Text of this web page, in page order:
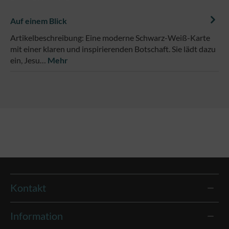
Auf einem Blick
Artikelbeschreibung: Eine moderne Schwarz-Weiß-Karte
mit einer klaren und inspirierenden Botschaft. Sie lädt dazu
ein, Jesu… Mehr
Kontakt
Information